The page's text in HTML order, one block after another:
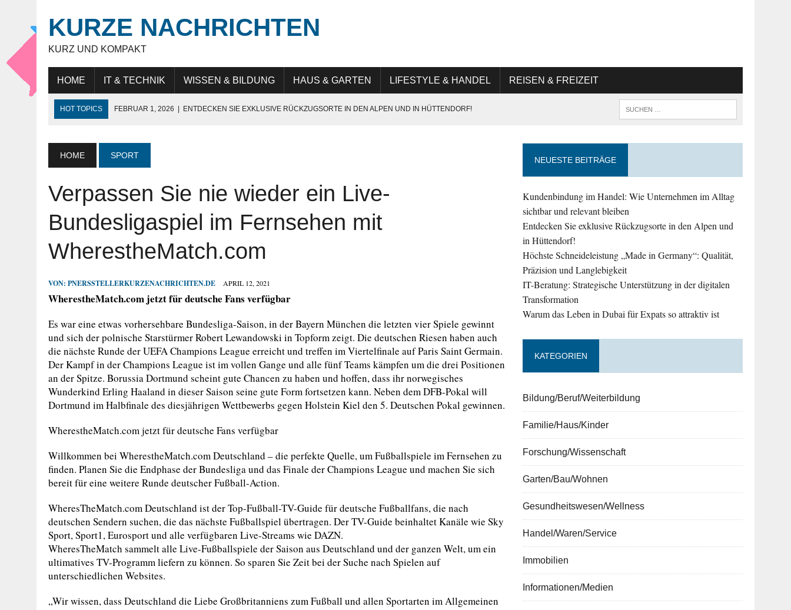
KURZE NACHRICHTEN
KURZ UND KOMPAKT
HOME IT & TECHNIK WISSEN & BILDUNG HAUS & GARTEN LIFESTYLE & HANDEL REISEN & FREIZEIT
HOT TOPICS FEBRUAR 1, 2026 ENTDECKEN SIE EXKLUSIVE RÜCKZUGSORTE IN DEN ALPEN UND IN HÜTTENDORF!
JULI 9, 2025 | WARUM DAS LEBEN IN DUBAI FÜR EXPATS SO ATTRAKTIV IST
MAI 18, 2026 KUNDENBINDUNG IM HANDEL: WIE UNTERNEHMEN IM ALLTAG SICHTBAR UND RELEVANT BLEIBEN
HOME SPORT
Verpassen Sie nie wieder ein Live-
Bundesligaspiel im Fernsehen mit
WherestheMatch.com
VON: PNERSSTELLERKURZENACHRICHTEN.DE APRIL 12, 2021
WherestheMatch.com jetzt für deutsche Fans verfügbar
Es war eine etwas vorhersehbare Bundesliga-Saison, in der Bayern München die letzten vier Spiele gewinnt
und sich der polnische Starstürmer Robert Lewandowski in Topform zeigt. Die deutschen Riesen haben auch
die nächste Runde der UEFA Champions League erreicht und treffen im Viertelfinale auf Paris Saint Germain.
Der Kampf in der Champions League ist im vollen Gange und alle fünf Teams kämpfen um die drei Positionen
an der Spitze. Borussia Dortmund scheint gute Chancen zu haben und hoffen, dass ihr norwegisches
Wunderkind Erling Haaland in dieser Saison seine gute Form fortsetzen kann. Neben dem DFB-Pokal will
Dortmund im Halbfinale des diesjährigen Wettbewerbs gegen Holstein Kiel den 5. Deutschen Pokal gewinnen.
WherestheMatch.com jetzt für deutsche Fans verfügbar
Willkommen bei WherestheMatch.com Deutschland – die perfekte Quelle, um Fußballspiele im Fernsehen zu
finden. Planen Sie die Endphase der Bundesliga und das Finale der Champions League und machen Sie sich
bereit für eine weitere Runde deutscher Fußball-Action.
WheresTheMatch.com Deutschland ist der Top-Fußball-TV-Guide für deutsche Fußballfans, die nach
deutschen Sendern suchen, die das nächste Fußballspiel übertragen. Der TV-Guide beinhaltet Kanäle wie Sky
Sport, Sport1, Eurosport und alle verfügbaren Live-Streams wie DAZN.
WheresTheMatch sammelt alle Live-Fußballspiele der Saison aus Deutschland und der ganzen Welt, um ein
ultimatives TV-Programm liefern zu können. So sparen Sie Zeit bei der Suche nach Spielen auf
unterschiedlichen Websites.
„Wir wissen, dass Deutschland die Liebe Großbritanniens zum Fußball und allen Sportarten im Allgemeinen
NEUESTE BEITRÄGE
Kundenbindung im Handel: Wie Unternehmen im Alltag
sichtbar und relevant bleiben
Entdecken Sie exklusive Rückzugsorte in den Alpen und
in Hüttendorf!
Höchste Schneideleistung „Made in Germany“: Qualität,
Präzision und Langlebigkeit
IT-Beratung: Strategische Unterstützung in der digitalen
Transformation
Warum das Leben in Dubai für Expats so attraktiv ist
KATEGORIEN
Bildung/Beruf/Weiterbildung
Familie/Haus/Kinder
Forschung/Wissenschaft
Garten/Bau/Wohnen
Gesundheitswesen/Wellness
Handel/Waren/Service
Immobilien
Informationen/Medien